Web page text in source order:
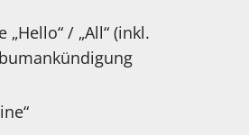
„Hello“ / „All“ (inkl.